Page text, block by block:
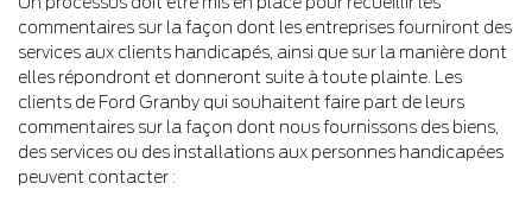
commentaires sur la façon dont les entreprises fourniront des
services aux clients handicapés, ainsi que sur la manière dont
elles répondront et donneront suite à toute plainte. Les
clients de Ford Granby qui souhaitent faire part de leurs
commentaires sur la façon dont nous fournissons des biens,
des services ou des installations aux personnes handicapées
peuvent contacter :